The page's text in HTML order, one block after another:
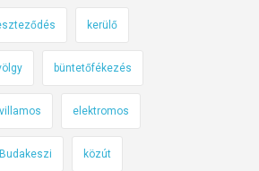
kerülő
büntetőfékezés
villamos elektromos
Budakeszi közút